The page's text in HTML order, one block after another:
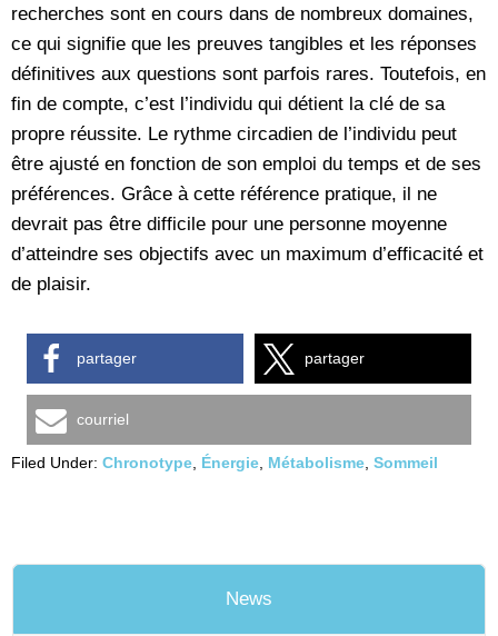
recherches sont en cours dans de nombreux domaines,
ce qui signifie que les preuves tangibles et les réponses
définitives aux questions sont parfois rares. Toutefois, en
fin de compte, c’est l’individu qui détient la clé de sa
propre réussite. Le rythme circadien de l’individu peut
être ajusté en fonction de son emploi du temps et de ses
préférences. Grâce à cette référence pratique, il ne
devrait pas être difficile pour une personne moyenne
d’atteindre ses objectifs avec un maximum d’efficacité et
de plaisir.
partager partager
courriel
Filed Under: Chronotype Énergie Métabolisme Sommeil
News